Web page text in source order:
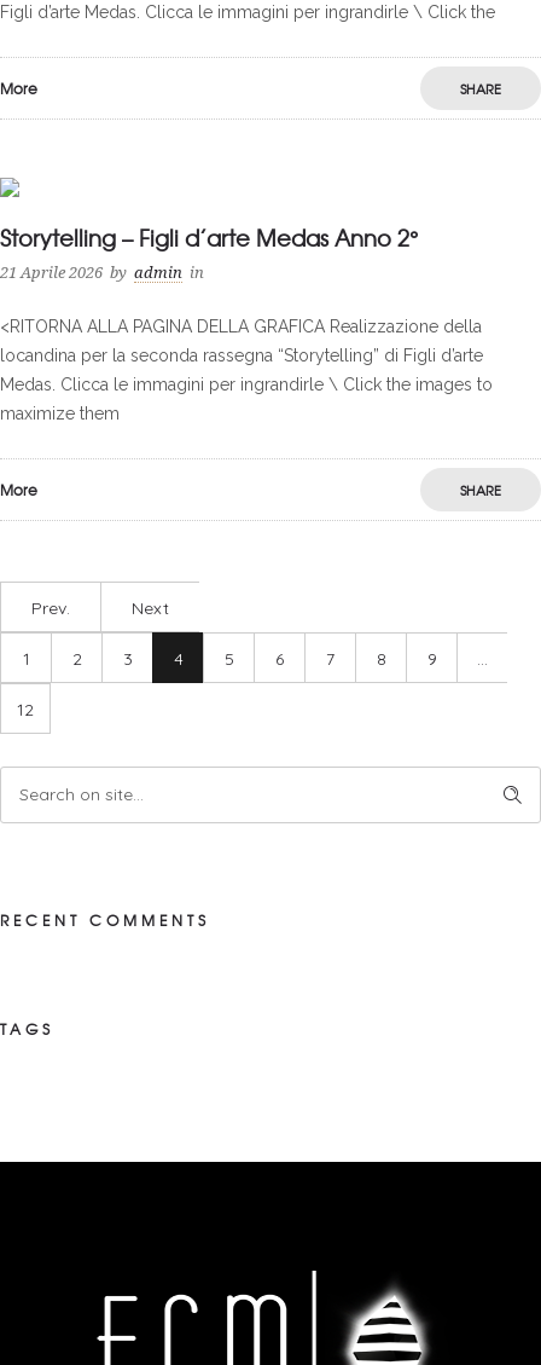
Figli d’arte Medas. Clicca le immagini per ingrandirle \ Click the
More SHARE
Storytelling – Figli d’arte Medas Anno 2°
21 Aprile 2026 by admin in
<RITORNA ALLA PAGINA DELLA GRAFICA Realizzazione della
locandina per la seconda rassegna “Storytelling” di Figli d’arte
Medas. Clicca le immagini per ingrandirle \ Click the images to
maximize them
More SHARE
Prev. Next
1 2 3 4 5 6 7 8 9 …
12
RECENT COMMENTS
TAGS